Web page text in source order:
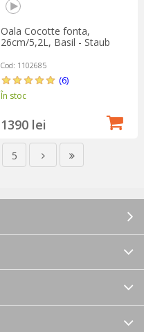
Oala Cocotte fonta,
26cm/5,2L, Basil - Staub
Cod: 1102685
(6)
În stoc
1390 lei
5